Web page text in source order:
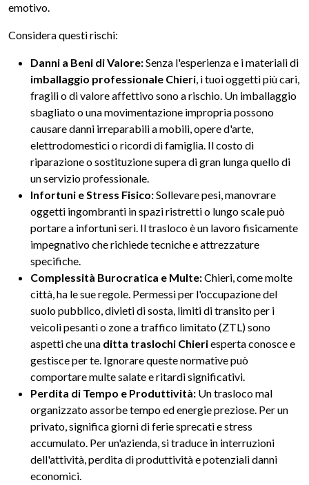
emotivo.
Considera questi rischi:
Danni a Beni di Valore:Senza l'esperienza e i materiali di
imballaggio professionale Chieri, i tuoi oggetti più cari,
fragili o di valore affettivo sono a rischio. Un imballaggio
sbagliato o una movimentazione impropria possono
causare danni irreparabili a mobili, opere d'arte,
elettrodomestici o ricordi di famiglia. Il costo di
riparazione o sostituzione supera di gran lunga quello di
un servizio professionale.
Infortuni e Stress Fisico:Sollevare pesi, manovrare
oggetti ingombranti in spazi ristretti o lungo scale può
portare a infortuni seri. Il trasloco è un lavoro fisicamente
impegnativo che richiede tecniche e attrezzature
specifiche.
Complessità Burocratica e Multe:Chieri, come molte
città, ha le sue regole. Permessi per l'occupazione del
suolo pubblico, divieti di sosta, limiti di transito per i
veicoli pesanti o zone a traffico limitato (ZTL) sono
aspetti che una ditta traslochi Chieriesperta conosce e
gestisce per te. Ignorare queste normative può
comportare multe salate e ritardi significativi.
Perdita di Tempo e Produttività: Un trasloco mal
organizzato assorbe tempo ed energie preziose. Per un
privato, significa giorni di ferie sprecati e stress
accumulato. Per un'azienda, si traduce in interruzioni
dell'attività, perdita di produttività e potenziali danni
economici.